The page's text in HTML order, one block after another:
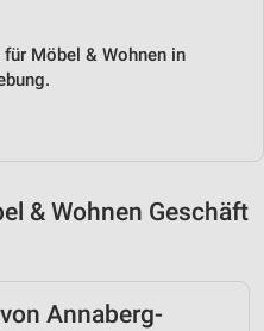
Möbel & Wohnen in
& Wohnen Geschäft
Annaberg-